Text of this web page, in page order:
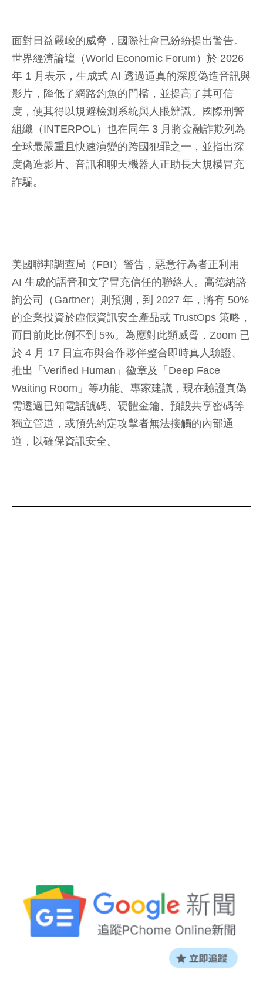
面對日益嚴峻的威脅，國際社會已紛紛提出警告。
世界經濟論壇（World Economic Forum）於 2026
年 1 月表示，生成式 AI 透過逼真的深度偽造音訊與
影片，降低了網路釣魚的門檻，並提高了其可信
度，使其得以規避檢測系統與人眼辨識。國際刑警
組織（INTERPOL）也在同年 3 月將金融詐欺列為
全球最嚴重且快速演變的跨國犯罪之一，並指出深
度偽造影片、音訊和聊天機器人正助長大規模冒充
詐騙。
美國聯邦調查局（FBI）警告，惡意行為者正利用
AI 生成的語音和文字冒充信任的聯絡人。高德納諮
詢公司（Gartner）則預測，到 2027 年，將有 50%
的企業投資於虛假資訊安全產品或 TrustOps 策略，
而目前此比例不到 5%。為應對此類威脅，Zoom 已
於 4 月 17 日宣布與合作夥伴整合即時真人驗證、
推出「Verified Human」徽章及「Deep Face
Waiting Room」等功能。專家建議，現在驗證真偽
需透過已知電話號碼、硬體金鑰、預設共享密碼等
獨立管道，或預先約定攻擊者無法接觸的內部通
道，以確保資訊安全。